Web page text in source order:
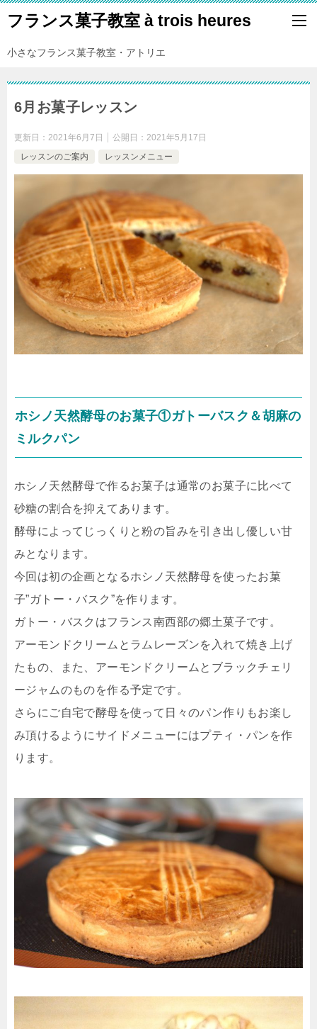
フランス菓子教室 à trois heures
小さなフランス菓子教室・アトリエ
6月お菓子レッスン
更新日： 2021年6月7日 公開日： 2021年5月17日
レッスンのご案内
レッスンメニュー
ホシノ天然酵母のお菓子①ガトーバスク＆胡麻の
ミルクパン
ホシノ天然酵母で作るお菓子は通常のお菓子に比べて
砂糖の割合を抑えてあります。
酵母によってじっくりと粉の旨みを引き出し優しい甘
みとなります。
今回は初の企画となるホシノ天然酵母を使ったお菓
子”ガトー・バスク”を作ります。
ガトー・バスクはフランス南西部の郷土菓子です。
アーモンドクリームとラムレーズンを入れて焼き上げ
たもの、また、アーモンドクリームとブラックチェリ
ージャムのものを作る予定です。
さらにご自宅で酵母を使って日々のパン作りもお楽し
み頂けるようにサイドメニューにはプティ・パンを作
ります。